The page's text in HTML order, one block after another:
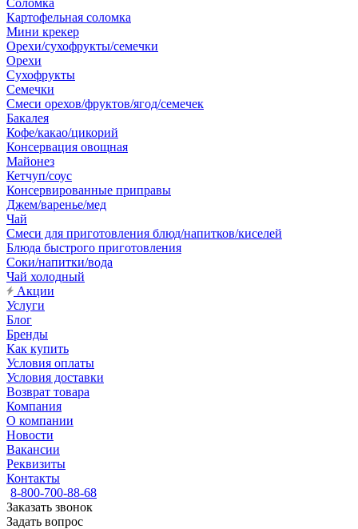
Соломка
Картофельная соломка
Мини крекер
Орехи/сухофрукты/семечки
Орехи
Сухофрукты
Семечки
Смеси орехов/фруктов/ягод/семечек
Бакалея
Кофе/какао/цикорий
Консервация овощная
Майонез
Кетчуп/соус
Консервированные приправы
Джем/варенье/мед
Чай
Смеси для приготовления блюд/напитков/киселей
Блюда быстрого приготовления
Соки/напитки/вода
Чай холодный
Акции
Услуги
Блог
Бренды
Как купить
Условия оплаты
Условия доставки
Возврат товара
Компания
О компании
Новости
Вакансии
Реквизиты
Контакты
8-800-700-88-68
Заказать звонок
Задать вопрос